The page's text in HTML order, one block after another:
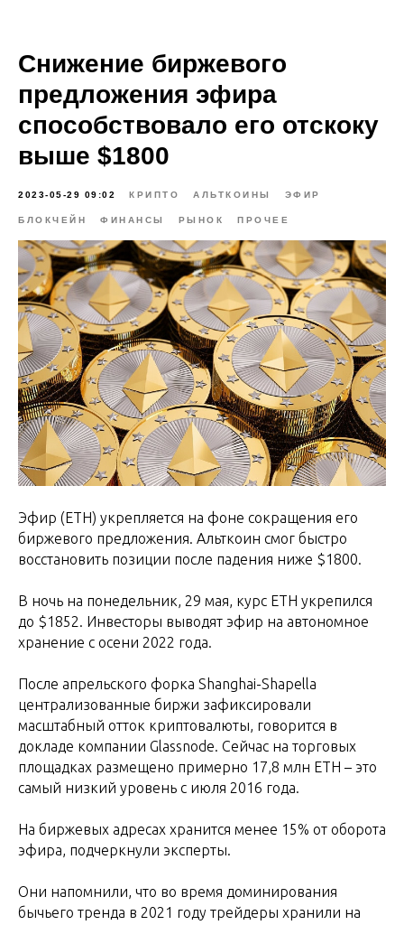
Снижение биржевого
предложения эфира
способствовало его отскоку
выше $1800
2023-05-29 09:02 КРИПТО АЛЬТКОИНЫ ЭФИР
БЛОКЧЕЙН ФИНАНСЫ РЫНОК ПРОЧЕЕ
Эфир (ETH) укрепляется на фоне сокращения его
биржевого предложения. Альткоин смог быстро
восстановить позиции после падения ниже $1800.
В ночь на понедельник, 29 мая, курс ETH укрепился
до $1852. Инвесторы выводят эфир на автономное
хранение с осени 2022 года.
После апрельского форка Shanghai-Shapella
централизованные биржи зафиксировали
масштабный отток криптовалюты, говорится в
докладе компании Glassnode. Сейчас на торговых
площадках размещено примерно 17,8 млн ETH – это
самый низкий уровень с июля 2016 года.
На биржевых адресах хранится менее 15% от оборота
эфира, подчеркнули эксперты.
Они напомнили, что во время доминирования
бычьего тренда в 2021 году трейдеры хранили на